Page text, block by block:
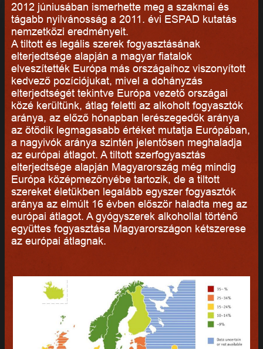
2012 júniusában ismerhette meg a szakmai és
tágabb nyilvánosság a 2011. évi ESPAD kutatás
nemzetközi eredményeit.
A tiltott és legális szerek fogyasztásának
elterjedtsége alapján a magyar fiatalok
elveszítették Európa más országaihoz viszonyított
kedvező pozíciójukat, mivel a dohányzás
elterjedtségét tekintve Európa vezető országai
közé kerültünk, átlag feletti az alkoholt fogyasztók
aránya, az előző hónapban lerészegedők aránya
az ötödik legmagasabb értéket mutatja Európában,
a nagyivók aránya szintén jelentősen meghaladja
az európai átlagot. A tiltott szerfogyasztás
elterjedtsége alapján Magyarország még mindig
Európa középmezőnyébe tartozik, de a tiltott
szereket életükben legalább egyszer fogyasztók
aránya az elmúlt 16 évben először haladta meg az
európai átlagot. A gyógyszerek alkohollal történő
együttes fogyasztása Magyarországon kétszerese
az európai átlagnak.